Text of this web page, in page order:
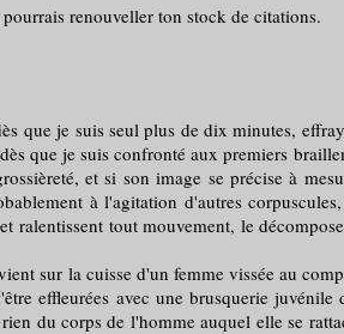
renouveller ton stock de citations.
que je suis seul plus de dix minutes,
que je suis confronté aux premiers
et si son image se précise à
à l'agitation d'autres
tout mouvement, le
la cuisse d'un femme vissée au
effleurées avec une brusquerie
du corps de l'homme auquel elle se